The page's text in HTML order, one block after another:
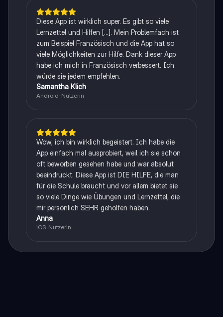
Diese App ist wirklich super. Es gibt so viele
Lernzettel und Hilfen [...]. Mein Problemfach ist
zum Beispiel Französisch und die App hat so
viele Möglichkeiten zur Hilfe. Dank dieser App
habe ich mich in Französisch verbessert. Ich
würde sie jedem empfehlen.
Samantha Klich
Android-Nutzerin
Wow, ich bin wirklich begeistert. Ich habe die
App einfach mal ausprobiert, weil ich sie schon
oft beworben gesehen habe und war absolut
beeindruckt. Diese App ist DIE HILFE, die man
für die Schule braucht und vor allem bietet sie
so viele Dinge wie Übungen und Lernzettel, die
mir persönlich SEHR geholfen haben.
Anna
iOS-Nutzerin